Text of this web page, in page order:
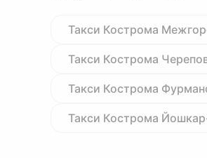
Такси Кострома
Такси Кострома
Такси Кострома
Такси Кострома